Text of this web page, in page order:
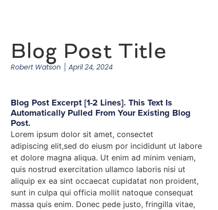
Blog Post Title
Robert Watson April 24, 2024
Blog Post Excerpt [1-2 Lines]. This Text Is
Automatically Pulled From Your Existing Blog
Post.
Lorem ipsum dolor sit amet, consectet
adipiscing elit,sed do eiusm por incididunt ut labore
et dolore magna aliqua. Ut enim ad minim veniam,
quis nostrud exercitation ullamco laboris nisi ut
aliquip ex ea sint occaecat cupidatat non proident,
sunt in culpa qui officia mollit natoque consequat
massa quis enim. Donec pede justo, fringilla vitae,